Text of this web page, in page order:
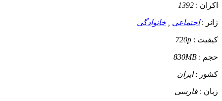
اکران : 1392
ژانر :اجتماعی خانوادگی
کیفیت : 720p
حجم : 830MB
کشور :ایران
زبان : فارسی